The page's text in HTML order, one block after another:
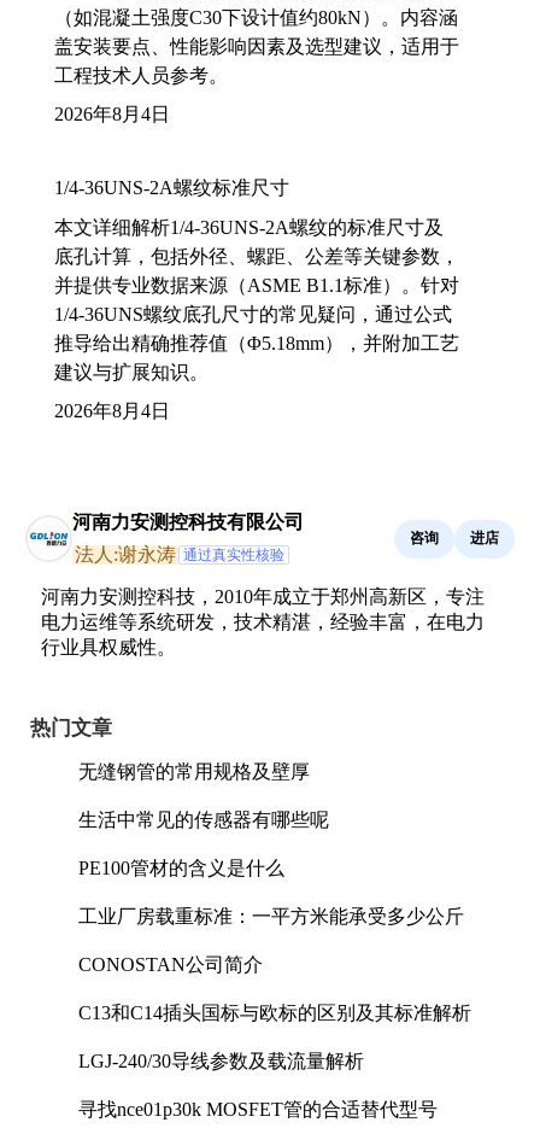
（如混凝土强度C30下设计值约80kN）。内容涵
盖安装要点、性能影响因素及选型建议，适用于
工程技术人员参考。
2026年8月4日
1/4-36UNS-2A螺纹标准尺寸
本文详细解析1/4-36UNS-2A螺纹的标准尺寸及
底孔计算，包括外径、螺距、公差等关键参数，
并提供专业数据来源（ASME B1.1标准）。针对
1/4-36UNS螺纹底孔尺寸的常见疑问，通过公式
推导给出精确推荐值（Φ5.18mm），并附加工艺
建议与扩展知识。
2026年8月4日
河南力安测控科技有限公司
法人:谢永涛 通过真实性核验
咨询 进店
河南力安测控科技，2010年成立于郑州高新区，专注
电力运维等系统研发，技术精湛，经验丰富，在电力
行业具权威性。
热门文章
无缝钢管的常用规格及壁厚
生活中常见的传感器有哪些呢
PE100管材的含义是什么
工业厂房载重标准：一平方米能承受多少公斤
CONOSTAN公司简介
C13和C14插头国标与欧标的区别及其标准解析
LGJ-240/30导线参数及载流量解析
寻找nce01p30k MOSFET管的合适替代型号